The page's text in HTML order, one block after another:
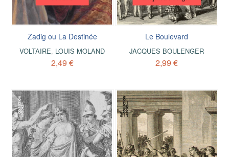
Zadig ou La Destinée
VOLTAIRE, LOUIS MOLAND
2,49 €
Le Boulevard
JACQUES BOULENGER
2,99 €